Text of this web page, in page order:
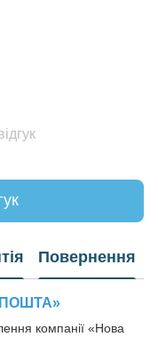
Повернення
компанії «Нова